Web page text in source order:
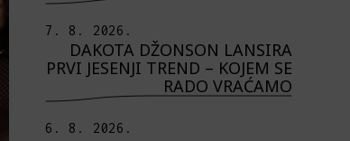
7. 8. 2026.
DAKOTA DŽONSON LANSIRA
PRVI JESENJI TREND – KOJEM SE
RADO VRAĆAMO
6. 8. 2026.